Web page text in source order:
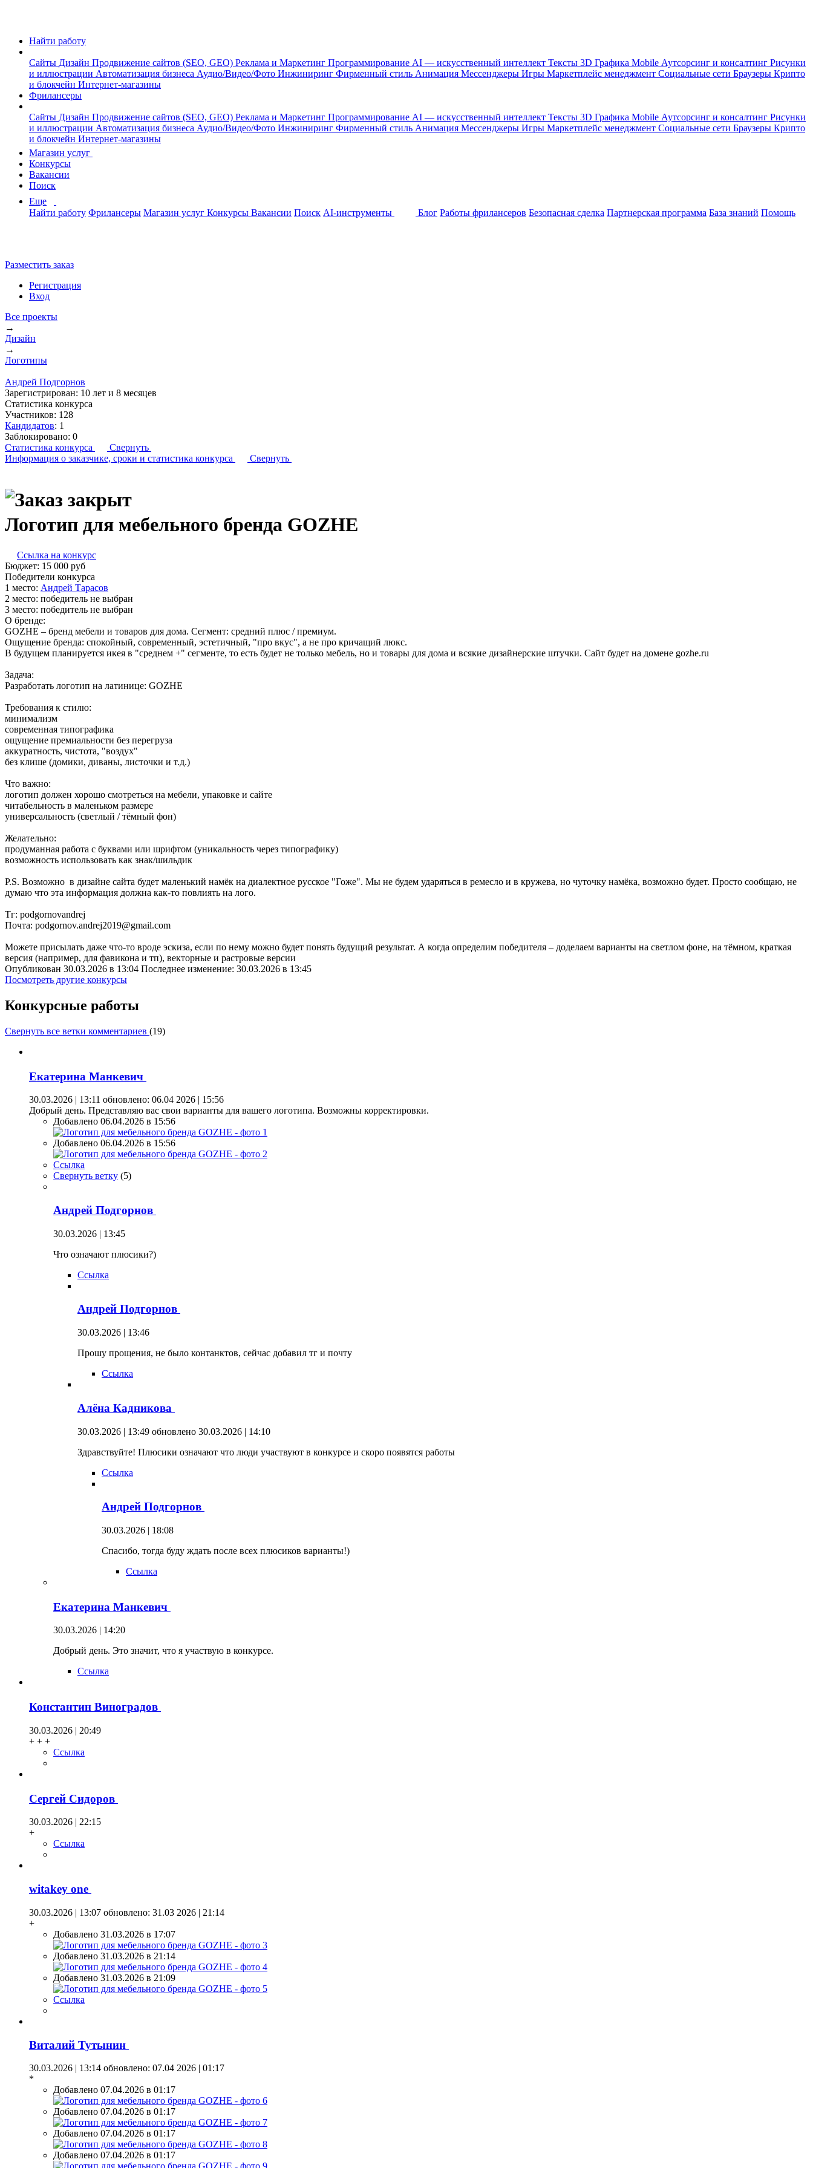
Найти работу
Сайты Дизайн Продвижение сайтов (SEO, GEO) Реклама и Маркетинг Программирование AI — искусственный интеллект Тексты 3D Графика Mobile Аутсорсинг и консалтинг Рисунки
и иллюстрации Автоматизация бизнеса Аудио/Видео/Фото Инжиниринг Фирменный стиль Анимация Мессенджеры Игры Маркетплейс менеджмент Социальные сети Браузеры Крипто
и блокчейн Интернет-магазины
Фрилансеры
Сайты Дизайн Продвижение сайтов (SEO, GEO) Реклама и Маркетинг Программирование AI — искусственный интеллект Тексты 3D Графика Mobile Аутсорсинг и консалтинг Рисунки
и иллюстрации Автоматизация бизнеса Аудио/Видео/Фото Инжиниринг Фирменный стиль Анимация Мессенджеры Игры Маркетплейс менеджмент Социальные сети Браузеры Крипто
и блокчейн Интернет-магазины
Магазин услуг
Конкурсы
Вакансии
Поиск
Еще
Найти работу Фрилансеры Магазин услуг Конкурсы Вакансии Поиск AI-инструменты Блог Работы фрилансеров Безопасная сделка Партнерская программа База знаний Помощь
Разместить заказ
Регистрация
Вход
Все проекты
→
Дизайн
→
Логотипы
Андрей Подгорнов
Зарегистрирован: 10 лет и 8 месяцев
Статистика конкурса
Участников: 128
Кандидатов: 1
Заблокировано: 0
Статистика конкурса
Свернуть
Информация о заказчике, сроки и статистика конкурса Свернуть
Логотип для мебельного бренда GOZHE
Ссылка на конкурс
Бюджет: 15 000 руб
Победители конкурса
1 место: Ан­дрей Та­расов
2 место: победитель не выбран
3 место: победитель не выбран
О бренде:
GOZHE – бренд мебели и товаров для дома. Сегмент: средний плюс / премиум.
Ощущение бренда: спокойный, современный, эстетичный, "про вкус", а не про кричащий люкс.
В будущем планируется икея в "среднем +" сегменте, то есть будет не только мебель, но и товары для дома и всякие дизайнерские штучки. Сайт будет на домене gozhe.ru
Задача:
Разработать логотип на латинице: GOZHE
Требования к стилю:
минимализм
современная типографика
ощущение премиальности без перегруза
аккуратность, чистота, "воздух"
без клише (домики, диваны, листочки и т.д.)
Что важно:
логотип должен хорошо смотреться на мебели, упаковке и сайте
читабельность в маленьком размере
универсальность (светлый / тёмный фон)
Желательно:
продуманная работа с буквами или шрифтом (уникальность через типографику)
возможность использовать как знак/шильдик
P.S. Возможно в дизайне сайта будет маленький намёк на диалектное русское "Гоже". Мы не будем ударяться в ремесло и в кружева, но чуточку намёка, возможно будет. Просто сообщаю, не
думаю что эта информация должна как-то повлиять на лого.
Тг: podgornovandrej
Почта: podgornov.andrej2019@gmail.com
Можете присылать даже что-то вроде эскиза, если по нему можно будет понять будущий результат. А когда определим победителя – доделаем варианты на светлом фоне, на тёмном, краткая
версия (например, для фавикона и тп), векторные и растровые версии
Опубликован 30.03.2026 в 13:04 Последнее изменение: 30.03.2026 в 13:45
Посмотреть другие конкурсы
Конкурсные работы
Свернуть все ветки комментариев (19)
Екатерина Манкевич
30.03.2026 | 13:11 обновлено: 06.04 2026 | 15:56
Добрый день. Представляю вас свои варианты для вашего логотипа. Возможны корректировки.
Добавлено 06.04.2026 в 15:56
Добавлено 06.04.2026 в 15:56
Ссылка
Свернуть ветку (5)
Андрей Подгорнов
30.03.2026 | 13:45
Что означают плюсики?)
Ссылка
Андрей Подгорнов
30.03.2026 | 13:46
Прошу прощения, не было контанктов, сейчас добавил тг и почту
Ссылка
Алёна Кадникова
30.03.2026 | 13:49 обновлено 30.03.2026 | 14:10
Здравствуйте! Плюсики означают что люди участвуют в конкурсе и скоро появятся работы
Ссылка
Андрей Подгорнов
30.03.2026 | 18:08
Спасибо, тогда буду ждать после всех плюсиков варианты!)
Ссылка
Екатерина Манкевич
30.03.2026 | 14:20
Добрый день. Это значит, что я участвую в конкурсе.
Ссылка
Константин Виноградов
30.03.2026 | 20:49
+ + +
Ссылка
Сергей Сидоров
30.03.2026 | 22:15
+
Ссылка
witakey one
30.03.2026 | 13:07 обновлено: 31.03 2026 | 21:14
+
Добавлено 31.03.2026 в 17:07
Добавлено 31.03.2026 в 21:14
Добавлено 31.03.2026 в 21:09
Ссылка
Виталий Тутынин
30.03.2026 | 13:14 обновлено: 07.04 2026 | 01:17
*
Добавлено 07.04.2026 в 01:17
Добавлено 07.04.2026 в 01:17
Добавлено 07.04.2026 в 01:17
Добавлено 07.04.2026 в 01:17